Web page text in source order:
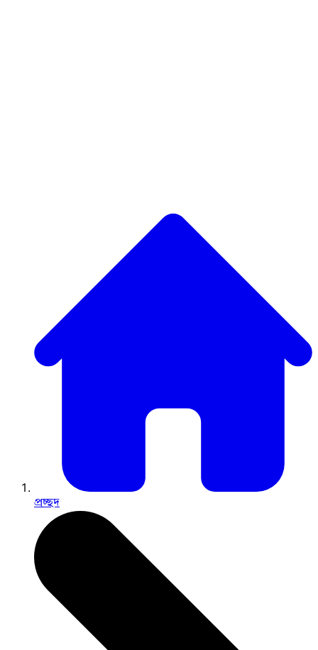
প্রচ্ছদ